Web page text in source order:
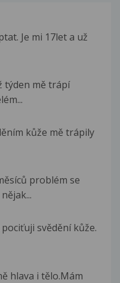
Je mi 17let a už
týden mě trápí
kůže mě trápily
problém se
svědění kůže.
hlava i tělo.Mám